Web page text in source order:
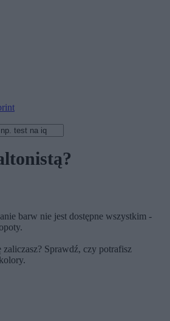
barw nie jest dostępne wszystkim -
Sprawdź, czy potrafisz